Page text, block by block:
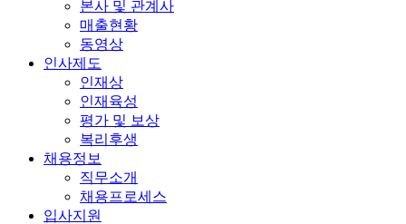
본사 및 관계사
매출현황
동영상
인사제도
인재상
인재육성
평가 및 보상
복리후생
채용정보
직무소개
채용프로세스
입사지원